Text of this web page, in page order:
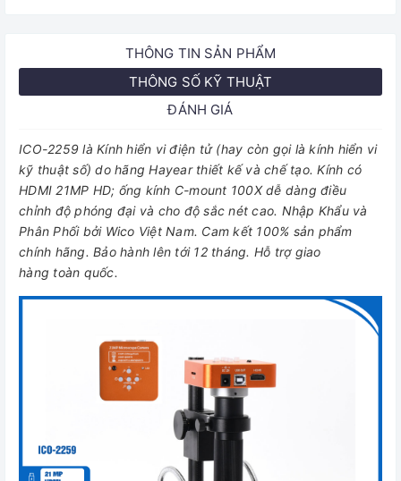
THÔNG TIN SẢN PHẨM
THÔNG SỐ KỸ THUẬT
ĐÁNH GIÁ
ICO-2259 là Kính hiển vi điện tử (hay còn gọi là kính hiển vi
kỹ thuật số) do hãng Hayear thiết kế và chế tạo. Kính có
HDMI 21MP HD; ống kính C-mount 100X dễ dàng điều
chỉnh độ phóng đại và cho độ sắc nét cao. Nhập Khẩu và
Phân Phối bởi Wico Việt Nam. Cam kết 100% sản phẩm
chính hãng. Bảo hành lên tới 12 tháng. Hỗ trợ giao
hàng toàn quốc.